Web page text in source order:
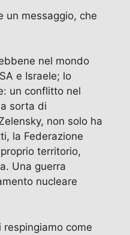
un messaggio, che
nel mondo
e Israele; lo
un conflitto nel
sorta di
non solo ha
la Federazione
territorio,
Una guerra
nucleare
come